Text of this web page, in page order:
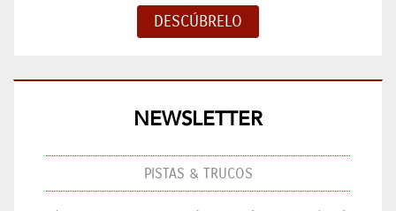
NEWSLETTER
PISTAS & TRUCOS